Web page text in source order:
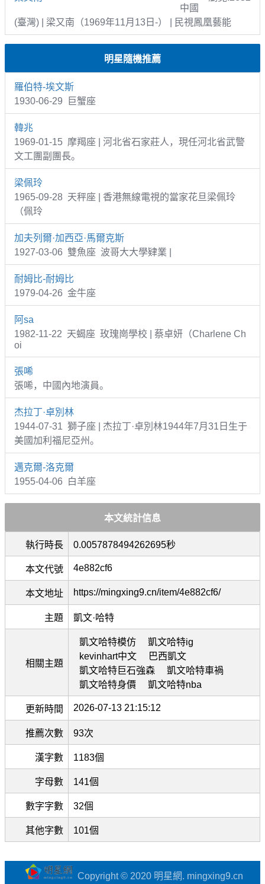
中國
(臺灣) | 梁又南（1969年11月13日-） | 民視鳳凰藝能
明星隨機推薦
羅伯特-埃文斯
1930-06-29 巨蟹座
韓兆
1969-01-15 摩羯座 | 河北省石家莊人，現任河北省武警
文工團副團長。
梁佩玲
1965-09-28 天秤座 | 香港無線電視的當家花旦梁佩玲
（佩玲
加夫列爾·加西亞·馬爾克斯
1927-03-06 雙魚座 波哥大大學肄業 |
耐姆比-耐姆比
1979-04-26 金牛座
阿sa
1982-11-22 天蝎座 玫瑰崗學校 | 蔡卓妍（Charlene Ch
oi
張唏
張唏，中國內地演員。
杰拉丁·卓別林
1944-07-31 獅子座 | 杰拉丁·卓別林1944年7月31日生于
美國加利福尼亞州。
邁克爾-洛克爾
1955-04-06 白羊座
本文統計信息
執行時長 0.0057878494262695秒
本文代號 4e882cf6
本文地址 https://mingxing9.cn/item/4e882cf6/
主題 凱文·哈特
相關主題
凱文哈特模仿
凱文哈特ig
kevinhart中文
巴西凱文
凱文哈特巨石強森
凱文哈特車禍
凱文哈特身價
凱文哈特nba
更新時間 2026-07-13 21:15:12
推薦次數 93次
漢字數 1183個
字母數 141個
數字字數 32個
其他字數 101個
Copyright © 2020 明星網. mingxing9.cn